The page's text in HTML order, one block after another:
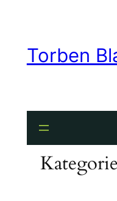
springenTorben